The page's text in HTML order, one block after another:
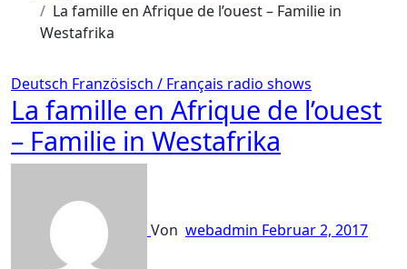
La famille en Afrique de l’ouest – Familie in
Westafrika
Deutsch Französisch / Français radio shows
La famille en Afrique de l’ouest
– Familie in Westafrika
Von webadmin Februar 2, 2017